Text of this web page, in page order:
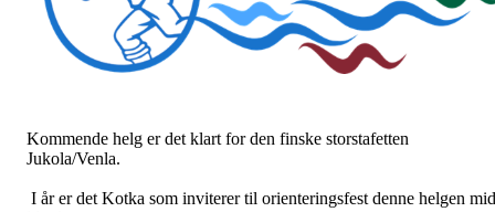
Kommende helg er det klart for den finske storstafetten
Jukola/Venla.
I år er det Kotka som inviterer til orienteringsfest denne helgen